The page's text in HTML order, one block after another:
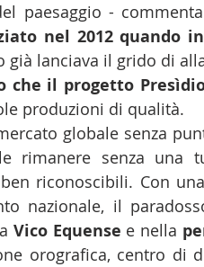
paesaggio - commenta
nel 2012 quando
già lanciava il grido di
che il progetto
produzioni di qualità.
globale senza
rimanere senza una
riconoscibili. Con
nazionale, il
Vico Equense e nella
orografica, centro di